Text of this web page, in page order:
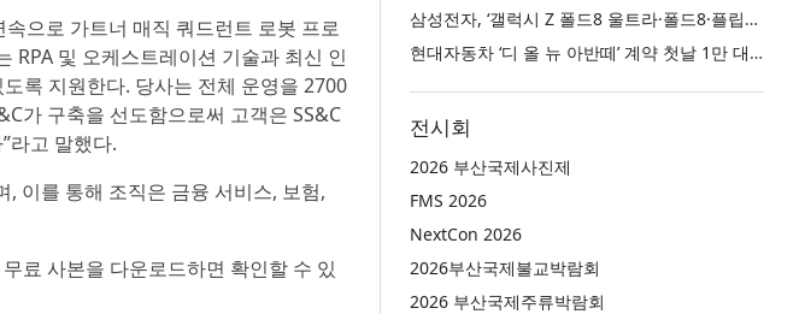
으로 가트너 매직 쿼드런트 로봇 프로
RPA 및 오케스트레이션 기술과 최신 인
록 지원한다. 당사는 전체 운영을 2700
가 구축을 선도함으로써 고객은 SS&C
라고 말했다.
이를 통해 조직은 금융 서비스, 보험,
료 사본을 다운로드하면 확인할 수 있
삼성전자, ‘갤럭시 Z 폴드8 울트라·폴드8·플립8’과 ‘갤럭시 워치 울트라2·워치9’ 국내 공식 출시
현대자동차 ‘디 올 뉴 아반떼’ 계약 첫날 1만 대 돌파
전시회
2026 부산국제사진제
FMS 2026
NextCon 2026
2026부산국제불교박람회
2026 부산국제주류박람회